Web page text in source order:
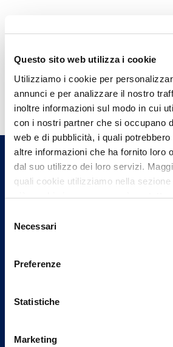
Questo sito web utilizza i cookie
Utilizziamo i cookie per
annunci e per analizzare il nostro
inoltre informazioni sul modo in cui
con i nostri partner che si occupano
web e di pubblicità, i quali
altre informazioni che ha fornito loro
dal suo utilizzo dei loro servizi.
quali cookie utilizziamo nella
più su chi siamo, come può
può trovare nel footer del sito nella
delNecessari
Preferenze
Statistiche
Marketing
Hai bisogno di
informazioni?
Trova l'Agenzia più vicina a
un nostro Agente.
Contattaci